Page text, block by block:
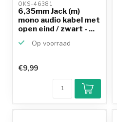
OKS-46381
6,35mm Jack (m)
mono audio kabel met
open eind / zwart - ...
Op voorraad
€9,99